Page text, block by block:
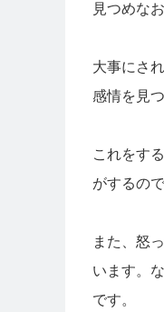
見つめな
大事にさ
感情を見
これをす
がするの
また、怒
います。
です。